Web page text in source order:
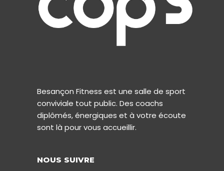
Besançon Fitness est une salle de sport
conviviale tout public. Des coachs
diplômés, énergiques et à votre écoute
sont là pour vous accueillir.
NOUS SUIVRE